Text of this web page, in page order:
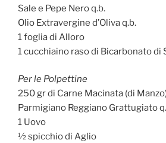
Sale e Pepe Nero q.b.
Olio Extravergine d’Oliva q.b.
1 foglia di Alloro
1 cucchiaino raso di Bicarbonato di
Per le Polpettine
250 gr di Carne Macinata (di
Parmigiano Reggiano Grattugiato
1 Uovo
½ spicchio di Aglio